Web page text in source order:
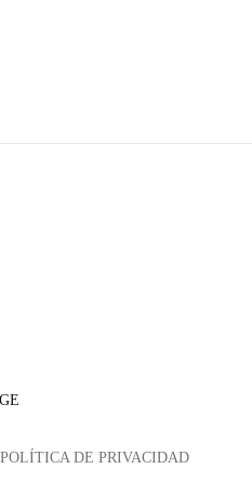
POLÍTICA DE PRIVACIDAD